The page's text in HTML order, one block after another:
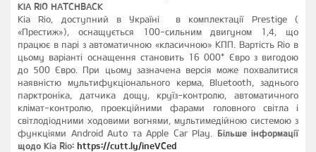
KIA RIO HATCHBACK
Kia Rio, доступний в Україні в комплектації Prestige (
«Престиж»), оснащується 100-сильним двигуном 1,4, що
працює в парі з автоматичною «класичною» КПП. Вартість Rio в
цьому варіанті оснащення становить 16 000* Євро з вигодою
до 500 Євро. При цьому зазначена версія може похвалитися
наявністю мультифукціонального керма, Bluetooth, заднього
парктроніка, датчика дощу, круїз-контролю, автоматичного
клімат-контролю, проекційними фарами головного світла і
світлодіодними ходовими вогнями, мультимедійною системою з
функціями Android Auto та Apple Car Play. Більше інформації
щодо Kia Rio: https://cutt.ly/ineVCed